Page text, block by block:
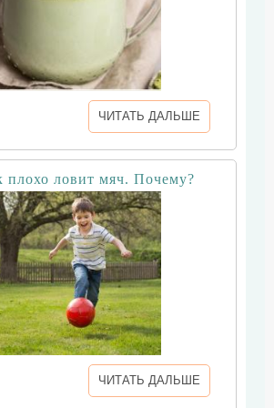
ЧИТАТЬ ДАЛЬШЕ
плохо ловит мяч. Почему?
ЧИТАТЬ ДАЛЬШЕ